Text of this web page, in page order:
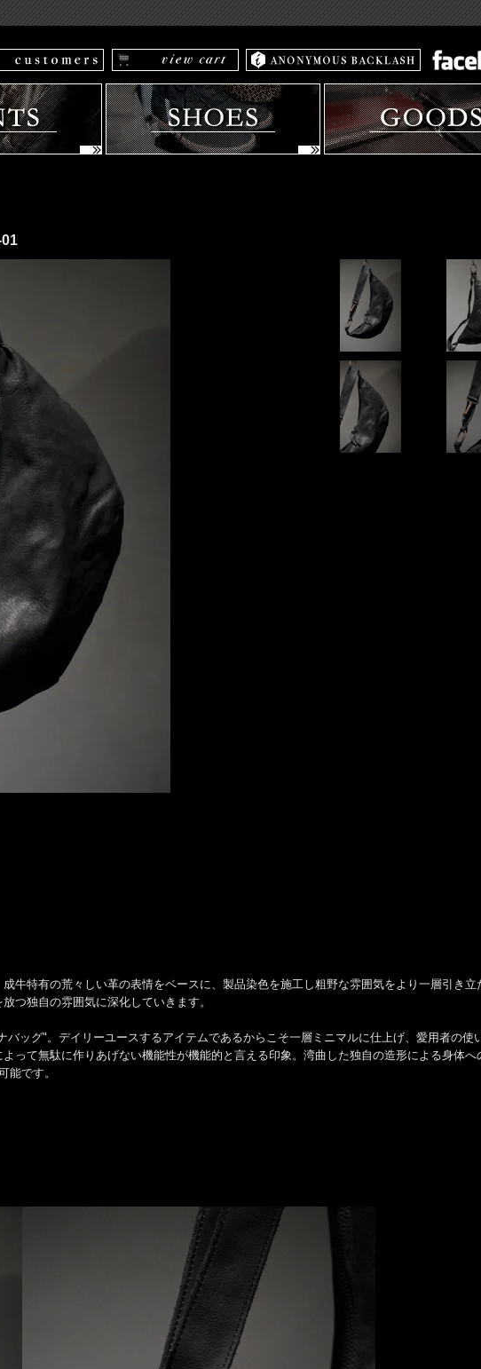
牛特有の荒々しい革の表情をベースに、製品染色を施工し粗野な雰囲気をより一層引き立
つ独自の雰囲気に深化していきます。
ッグ"。デイリーユースするアイテムであるからこそ一層ミニマルに仕上げ、愛用者の使
って無駄に作りあげない機能性が機能的と言える印象。湾曲した独自の造形による身体へ
能です。